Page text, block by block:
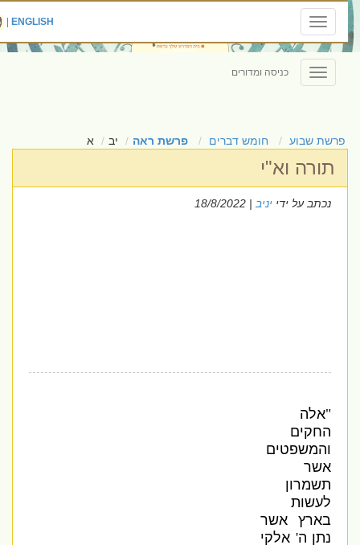
Toggle
navigation
ENGLISH
|
Toggle
navigation
כניסה ומדורים
פרשת שבוע חומש דברים פרשת ראה יב א
תורה וא"י
נכתב על ידייניב| 18/8/2022
אלה
החקים
והמשפטים
אשר
תשמרון
לעשות
בארץ אשר
נתן ה 'אלקי